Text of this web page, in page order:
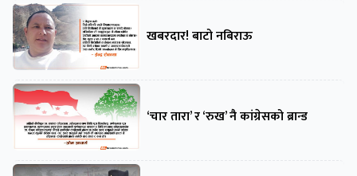
खबरदार! बाटो नबिराऊ
‘चार तारा’ र ‘रुख’ नै कांग्रेसको ब्रान्ड